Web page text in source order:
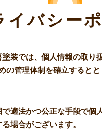
イバシー
塗装では、個人情報の取り
の管理体制を確立すると
適法かつ公正な手段で個
場合がございます。